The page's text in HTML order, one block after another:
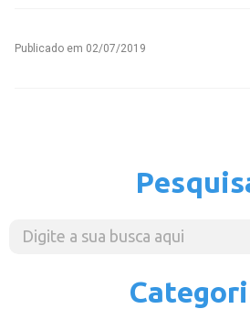
Publicado em 02/07/2019